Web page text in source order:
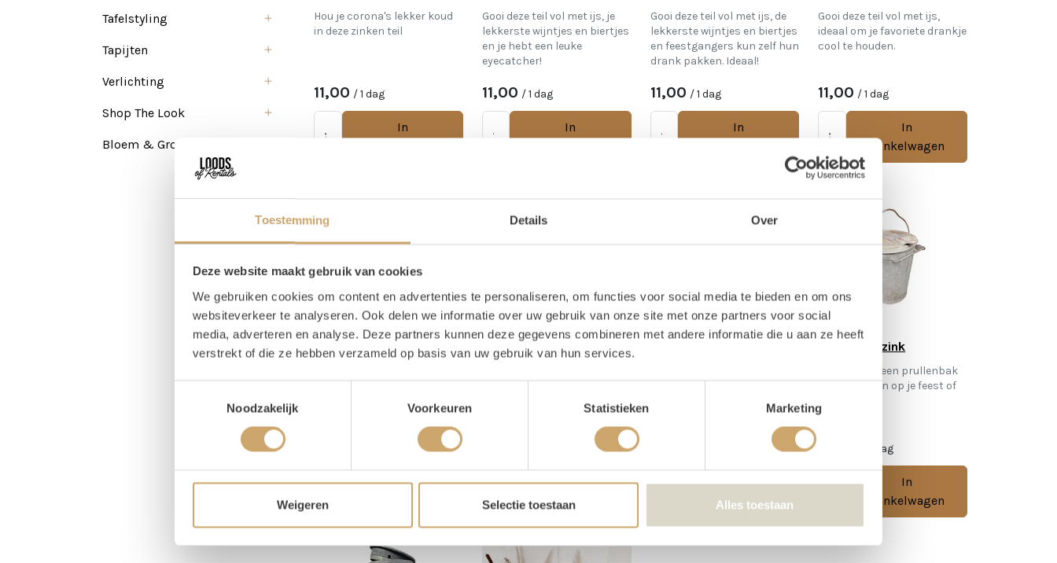
Toestemming Details Over
Deze website maakt gebruik van cookies
We gebruiken cookies om content en advertenties te personaliseren, om functies voor social media te bieden en om ons
websiteverkeer te analyseren. Ook delen we informatie over uw gebruik van onze site met onze partners voor social
media, adverteren en analyse. Deze partners kunnen deze gegevens combineren met andere informatie die u aan ze heeft
verstrekt of die ze hebben verzameld op basis van uw gebruik van hun services.
Noodzakelijk
Voorkeuren Statistieken Marketing
Weigeren Selectie toestaan Alles toestaan
Tafelstyling
Tapijten
Verlichting
Shop The Look
Bloem & Groen
Hou je corona's lekker koud
in deze zinken teil
11,00 / 1 dag
In
Gooi deze teil vol met ijs, je
lekkerste wijntjes en biertjes
en je hebt een leuke
eyecatcher!
11,00 / 1 dag
In
Gooi deze teil vol met ijs, de
lekkerste wijntjes en biertjes
en feestgangers kun zelf hun
drank pakken. Ideaal!
11,00 / 1 dag
In
Gooi deze teil vol met ijs,
ideaal om je favoriete drankje
cool te houden.
11,00 / 1 dag
In
Winkelwagen
Gieter zink
In
Emmer zink
In
Winkelwagen
In
Winkelwagen
Vuilnisbak zink
Vergeet niet een prullenbak
neer te zetten op je feest of
/ 1 dag
In
Winkelwagen